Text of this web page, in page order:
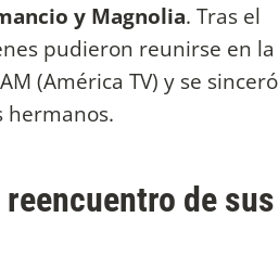
y Magnolia. Tras el
pudieron reunirse en la
(América TV) y se sinceró
hermanos.
de sus